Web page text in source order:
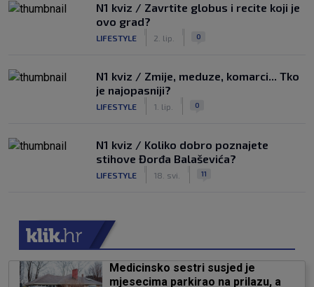
N1 kviz / Zavrtite globus i recite koji je
ovo grad?
LIFESTYLE 2. lip. 0
N1 kviz / Zmije, meduze, komarci... Tko
je najopasniji?
LIFESTYLE 1. lip. 0
N1 kviz / Koliko dobro poznajete
stihove Đorđa Balaševića?
LIFESTYLE 18. svi. 11
Medicinsko sestri susjed je
mjesecima parkirao na prilazu, a